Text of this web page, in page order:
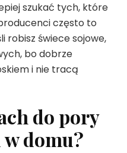
szukać tych, które
często to
robisz świece sojowe,
bo dobrze
i nie tracą
do pory
domu?